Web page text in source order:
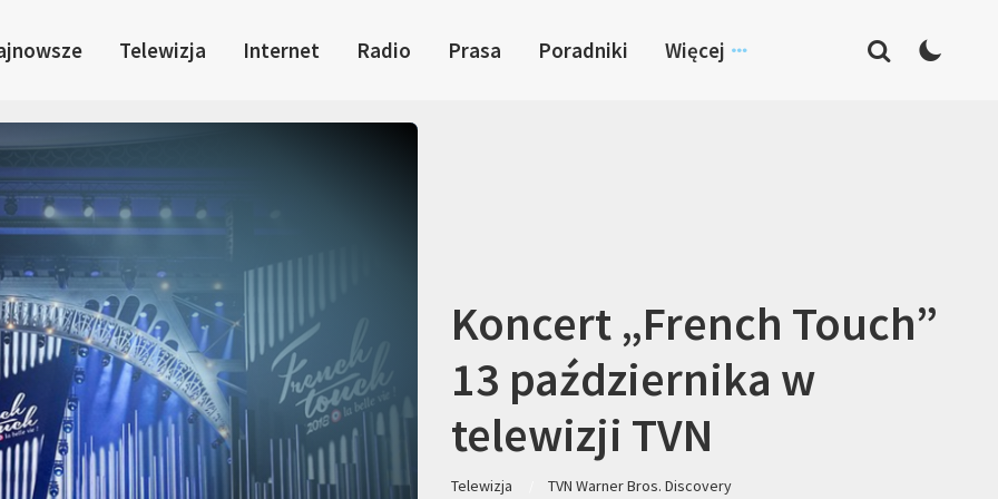
Telewizja Internet Radio Prasa Poradniki Więcej
Koncert „French Touch”
13 października w
telewizji TVN
Telewizja TVN Warner Bros. Discovery